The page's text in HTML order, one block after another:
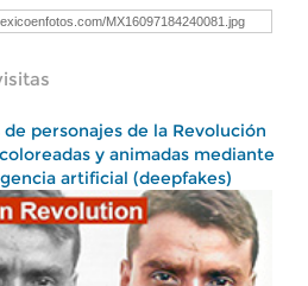
personajes de la Revolución
y animadas mediante
artificial (deepfakes)